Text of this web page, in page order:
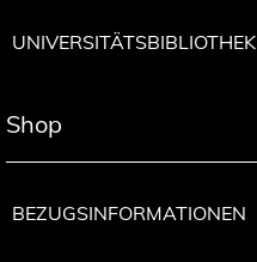
UNIVERSITÄTSBIBLIOTHEK
Shop
BEZUGSINFORMATIONEN